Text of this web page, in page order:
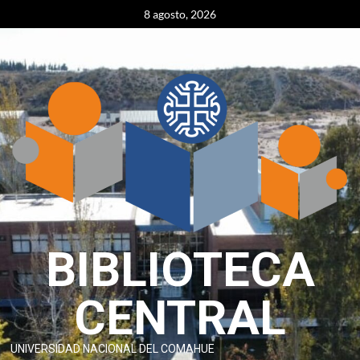
8 agosto, 2026
BIBLIOTECA
CENTRAL
UNIVERSIDAD NACIONAL DEL COMAHUE